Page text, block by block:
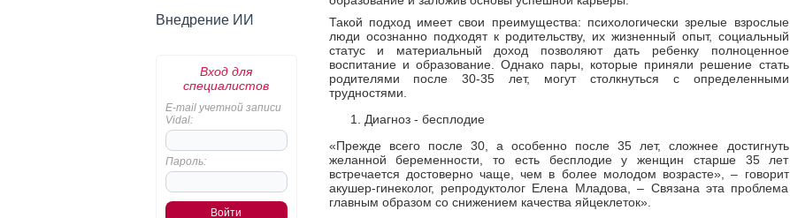
Внедрение ИИ
Вход для
специалистов
E-mail учетной записи
Vidal:
Пароль:
Такой подход имеет свои преимущества: психологически зрелые взрослые
люди осознанно подходят к родительству, их жизненный опыт, социальный
статус и материальный доход позволяют дать ребенку полноценное
воспитание и образование. Однако пары, которые приняли решение стать
родителями после 30-35 лет, могут столкнуться с определенными
трудностями.
Диагноз - бесплодие
«Прежде всего после 30, а особенно после 35 лет, сложнее достигнуть
желанной беременности, то есть бесплодие у женщин старше 35 лет
встречается достоверно чаще, чем в более молодом возрасте», – говорит
акушер-гинеколог, репродуктолог Елена Младова, – Связана эта проблема
главным образом со снижением качества яйцеклеток».